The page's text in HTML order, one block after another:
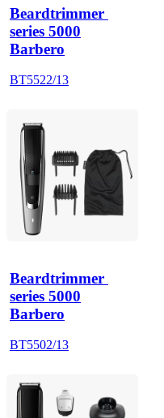
Beardtrimmer
series 5000
Barbero
BT5522/13
Beardtrimmer
series 5000
Barbero
BT5502/13